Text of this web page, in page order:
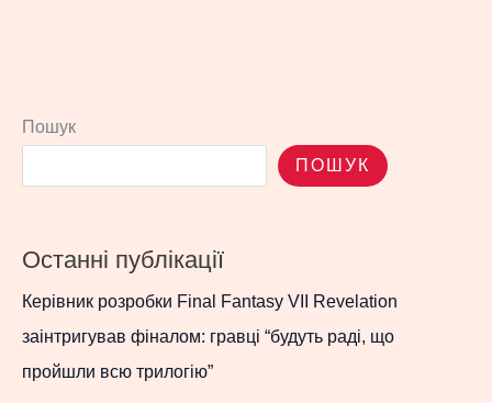
Пошук
ПОШУК
Останні публікації
Керівник розробки Final Fantasy VII Revelation
заінтригував фіналом: гравці “будуть раді, що
пройшли всю трилогію”